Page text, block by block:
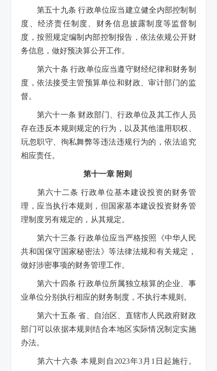
第五十九条 行政单位应当建立健全内部控制制
度、经济责任制度、财务信息披露制度等监督制
度，按照规定编制内部控制报告，依法依规公开财
务信息，做好预决算公开工作。
第六十条 行政单位应当遵守财经纪律和财务制
度，依法接受主管预算单位和财政、审计部门的监
督。
第六十一条 财政部门、行政单位及其工作人员
存在违反本规则规定的行为，以及其他滥用职权、
玩忽职守、徇私舞弊等违法违规行为的，依法追究
相应责任。
第十一章 附则
第六十二条 行政单位基本建设投资的财务管
理，应当执行本规则，但国家基本建设投资财务管
理制度另有规定的，从其规定。
第六十三条 行政单位应当严格按照《中华人民
共和国保守国家秘密法》等法律法规和有关规定，
做好涉密事项的财务管理工作。
第六十四条 行政单位所属独立核算的企业、事
业单位分别执行相应的财务制度，不执行本规则。
第六十五条 省、自治区、直辖市人民政府财政
部门可以依据本规则结合本地区实际情况制定实施
办法。
第六十六条 本规则自2023年3月1日起施行。